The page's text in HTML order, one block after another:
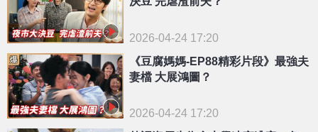
2026-04-24 17:20
《豆腐媽媽-EP88精彩片段》最強夫
妻檔 大展鴻圖？
2026-04-24 17:20